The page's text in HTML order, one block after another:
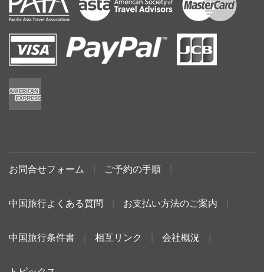
お問合せフォーム ご予約の手順
中国旅行よくある質問 お支払い方法のご案内
中国旅行条件書 相互リンク 会社概況